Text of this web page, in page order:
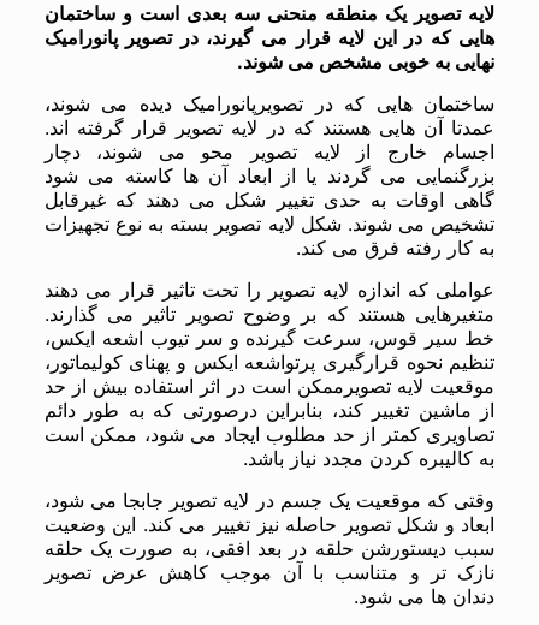
لایه تصویر یک منطقه منحنی سه بعدی است و ساختمان
هایی که در این لایه قرار می گیرند، در تصویر پانورامیک
نهایی به خوبی مشخص می شوند.
ساختمان هایی که در تصویرپانورامیک دیده می شوند،
عمدتا آن هایی هستند که در لایه تصویر قرار گرفته اند.
اجسام خارج از لایه تصویر محو می شوند، دچار
بزرگنمایی می گردند یا از ابعاد آن ها کاسته می شود
گاهی اوقات به حدی تغییر شکل می دهند که غیرقابل
تشخیص می شوند. شکل لایه تصویر بسته به نوع تجهیزات
به کار رفته فرق می کند.
عواملی که اندازه لایه تصویر را تحت تاثیر قرار می دهند
متغیرهایی هستند که بر وضوح تصویر تاثیر می گذارند.
خط سیر قوس، سرعت گیرنده و سر تیوب اشعه ایکس،
تنظیم نحوه قرارگیری پرتواشعه ایکس و پهنای کولیماتور،
موقعیت لایه تصویرممکن است در اثر استفاده بیش از حد
از ماشین تغییر کند، بنابراین درصورتی که به طور دائم
تصاویری کمتر از حد مطلوب ایجاد می شود، ممکن است
به کالیبره کردن مجدد نیاز باشد.
وقتی که موقعیت یک جسم در لایه تصویر جابجا می شود،
ابعاد و شکل تصویر حاصله نیز تغییر می کند. این وضعیت
سبب دیستورشن حلقه در بعد افقی، به صورت یک حلقه
نازک تر و متناسب با آن موجب کاهش عرض تصویر
دندان ها می شود.